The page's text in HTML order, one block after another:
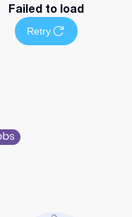
Failed to load
Retry